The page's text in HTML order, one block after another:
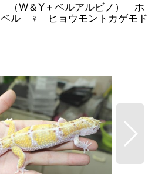
（W＆Y＋ベルアルビノ） ホ
ベル ♀ ヒョウモントカゲモド